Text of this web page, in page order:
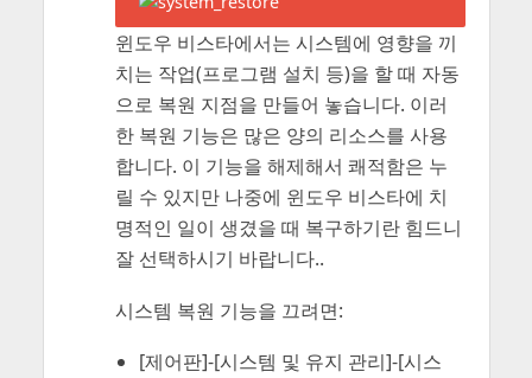
윈도우 비스타에서는 시스템에 영향을 끼
치는 작업(프로그램 설치 등)을 할 때 자동
으로 복원 지점을 만들어 놓습니다. 이러
한 복원 기능은 많은 양의 리소스를 사용
합니다. 이 기능을 해제해서 쾌적함은 누
릴 수 있지만 나중에 윈도우 비스타에 치
명적인 일이 생겼을 때 복구하기란 힘드니
잘 선택하시기 바랍니다..
시스템 복원 기능을 끄려면:
[제어판]-[시스템 및 유지 관리]-[시스